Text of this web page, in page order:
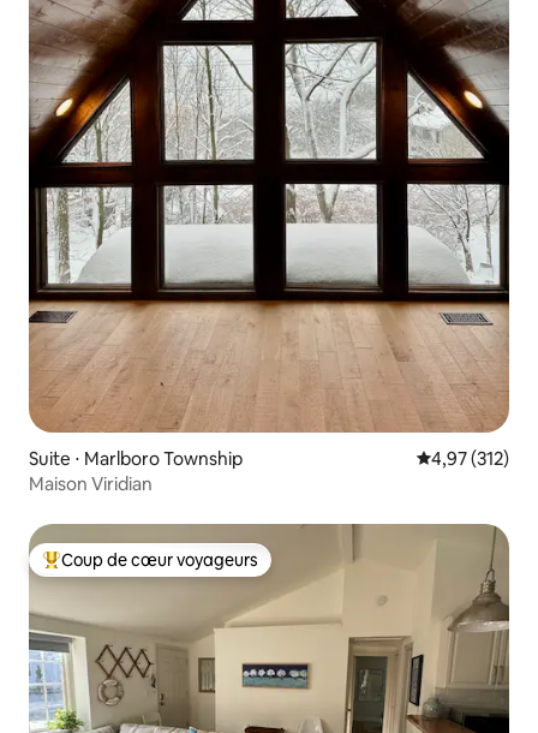
Suite ⋅ Marlboro Township Évaluation
4,97 (312)
Maison Viridian
Coups de cœur voyageurs les plus appréciés
Coup de cœur voyageurs